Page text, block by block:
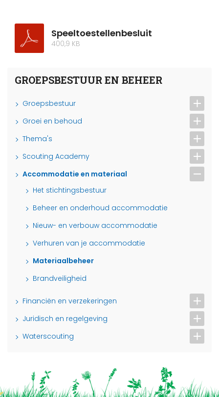
Speeltoestellenbesluit
400,9 KB
GROEPSBESTUUR EN BEHEER
Groepsbestuur
Groei en behoud
Thema's
Scouting Academy
Accommodatie en materiaal
Het stichtingsbestuur
Beheer en onderhoud accommodatie
Nieuw- en verbouw accommodatie
Verhuren van je accommodatie
Materiaalbeheer
Brandveiligheid
Financiën en verzekeringen
Juridisch en regelgeving
Waterscouting